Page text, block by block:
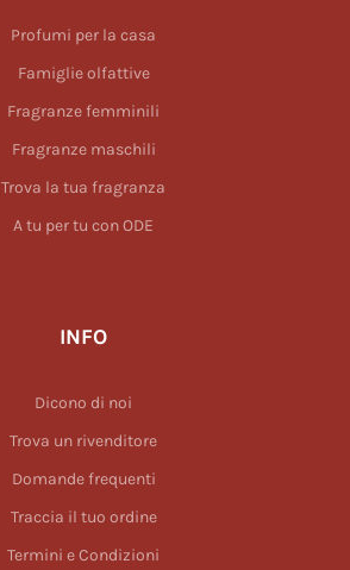
Profumi per la casa
Famiglie olfattive
Fragranze femminili
Fragranze maschili
Trova la tua fragranza
A tu per tu con ODE
INFO
Dicono di noi
Trova un rivenditore
Domande frequenti
Traccia il tuo ordine
Termini e Condizioni